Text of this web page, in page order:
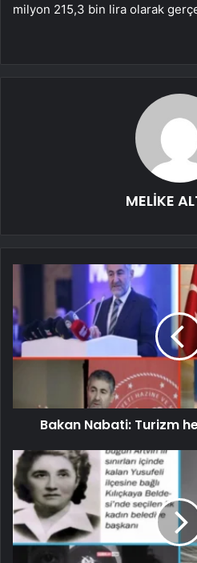
milyon 215,3 bin lira olarak
MELİKE
Bakan Nabati: Turizm